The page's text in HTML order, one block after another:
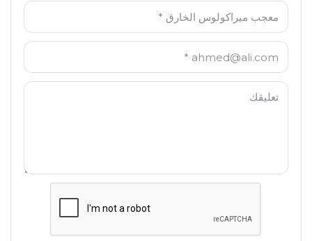
الاسم: *
البريد الالكتروني: *